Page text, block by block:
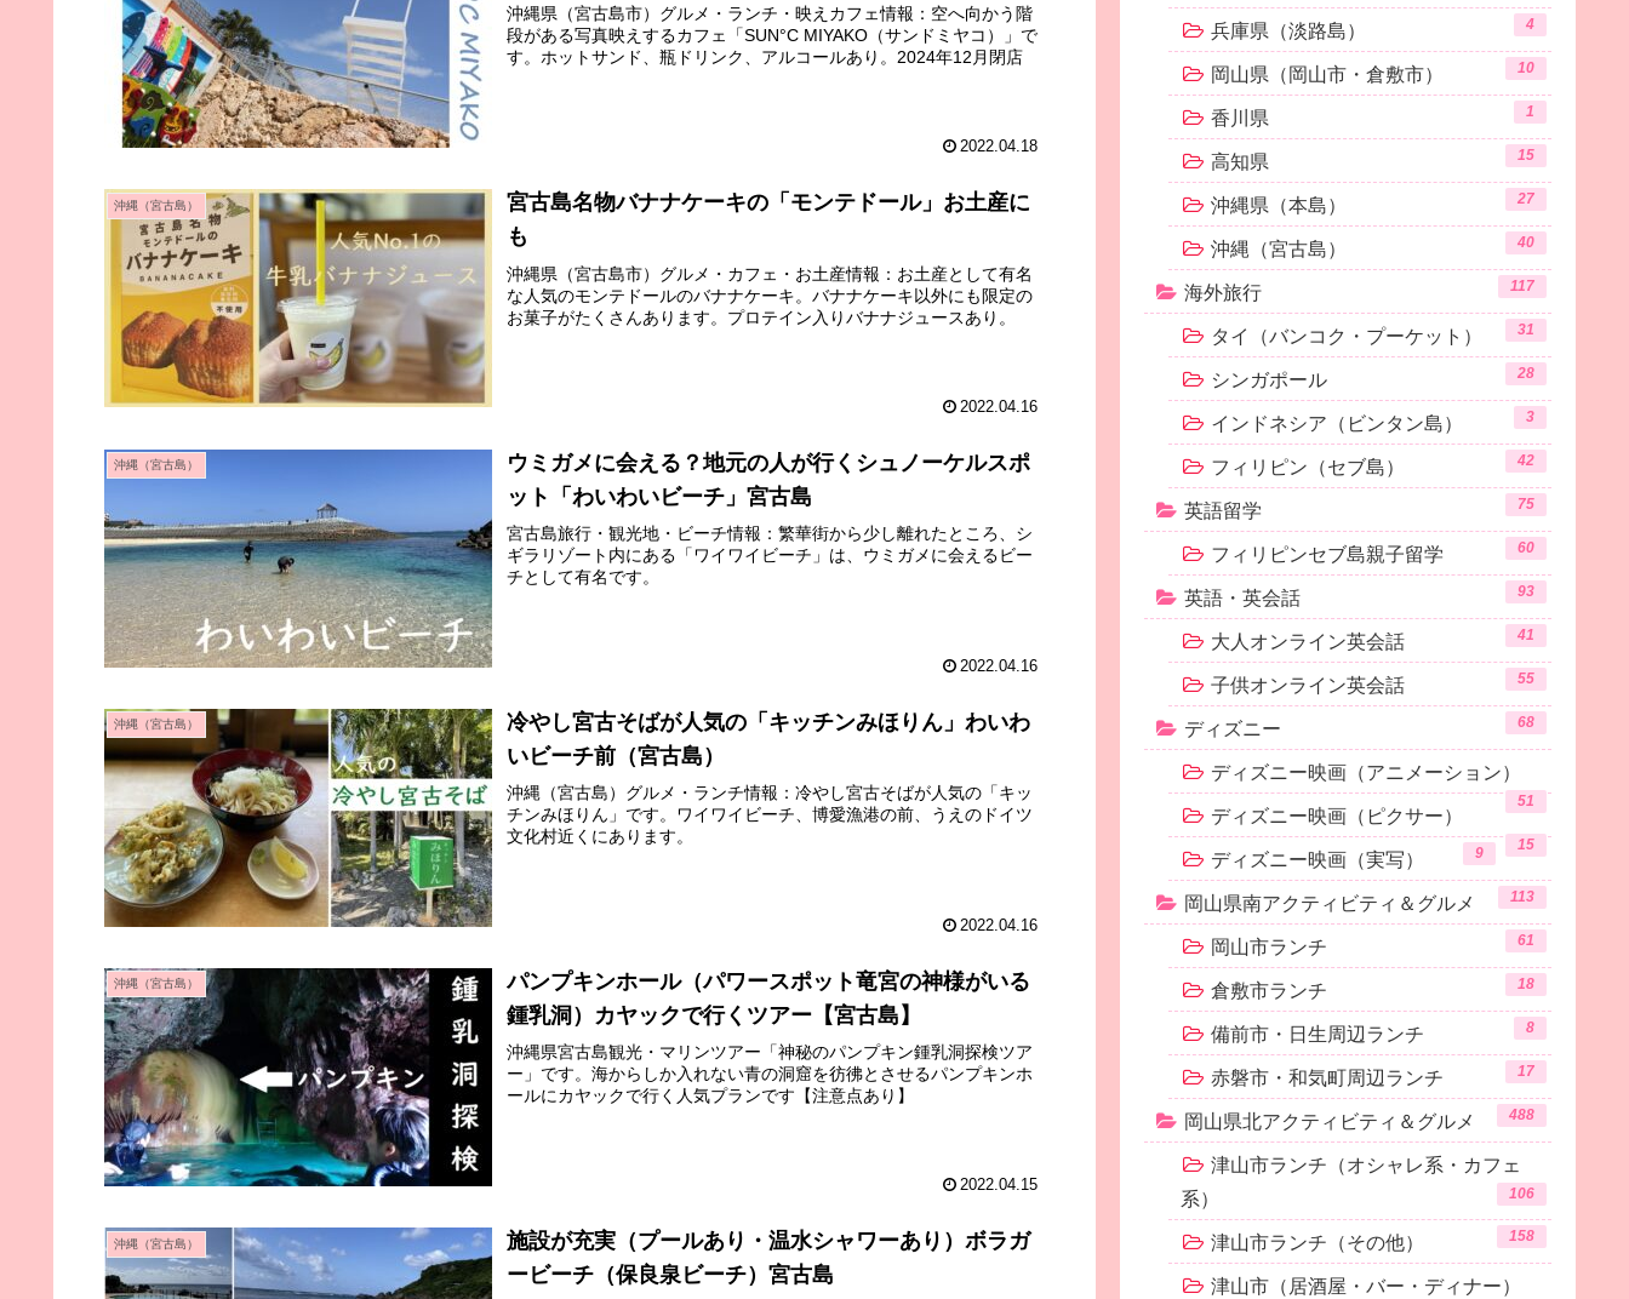
沖縄県（宮古島市）グルメ・ランチ・映えカフェ情報：空へ向かう階
段がある写真映えするカフェ「SUN°C MIYAKO（サンドミヤコ）」で
す。ホットサンド、瓶ドリンク、アルコールあり。2024年12月閉店
2022.04.18
沖縄（宮古島）
宮古島名物バナナケーキの「モンテドール」お土産に
も
沖縄県（宮古島市）グルメ・カフェ・お土産情報：お土産として有名
な人気のモンテドールのバナナケーキ。バナナケーキ以外にも限定の
お菓子がたくさんあります。プロテイン入りバナナジュースあり。
2022.04.16
沖縄（宮古島）
ウミガメに会える？地元の人が行くシュノーケルスポ
ット「わいわいビーチ」宮古島
宮古島旅行・観光地・ビーチ情報：繁華街から少し離れたところ、シ
ギラリゾート内にある「ワイワイビーチ」は、ウミガメに会えるビー
チとして有名です。
2022.04.16
沖縄（宮古島）
冷やし宮古そばが人気の「キッチンみほりん」わいわ
いビーチ前（宮古島）
沖縄（宮古島）グルメ・ランチ情報：冷やし宮古そばが人気の「キッ
チンみほりん」です。ワイワイビーチ、博愛漁港の前、うえのドイツ
文化村近くにあります。
2022.04.16
沖縄（宮古島）
パンプキンホール（パワースポット竜宮の神様がいる
鍾乳洞）カヤックで行くツアー【宮古島】
沖縄県宮古島観光・マリンツアー「神秘のパンプキン鍾乳洞探検ツア
ー」です。海からしか入れない青の洞窟を彷彿とさせるパンプキンホ
ールにカヤックで行く人気プランです【注意点あり】
2022.04.15
沖縄（宮古島）
施設が充実（プールあり・温水シャワーあり）ボラガ
ービーチ（保良泉ビーチ）宮古島
兵庫県（淡路島） 4
岡山県（岡山市・倉敷市） 10
香川県 1
高知県 15
沖縄県（本島） 27
沖縄（宮古島） 40
海外旅行 117
タイ（バンコク・プーケット） 31
シンガポール 28
インドネシア（ビンタン島） 3
フィリピン（セブ島） 42
英語留学 75
フィリピンセブ島親子留学 60
英語・英会話 93
大人オンライン英会話 41
子供オンライン英会話 55
ディズニー 68
ディズニー映画（アニメーション）
51
ディズニー映画（ピクサー）
15
ディズニー映画（実写） 9
岡山県南アクティビティ＆グルメ 113
岡山市ランチ 61
倉敷市ランチ 18
備前市・日生周辺ランチ 8
赤磐市・和気町周辺ランチ 17
岡山県北アクティビティ＆グルメ 488
津山市ランチ（オシャレ系・カフェ
系）
106
津山市ランチ（その他） 158
津山市（居酒屋・バー・ディナー）